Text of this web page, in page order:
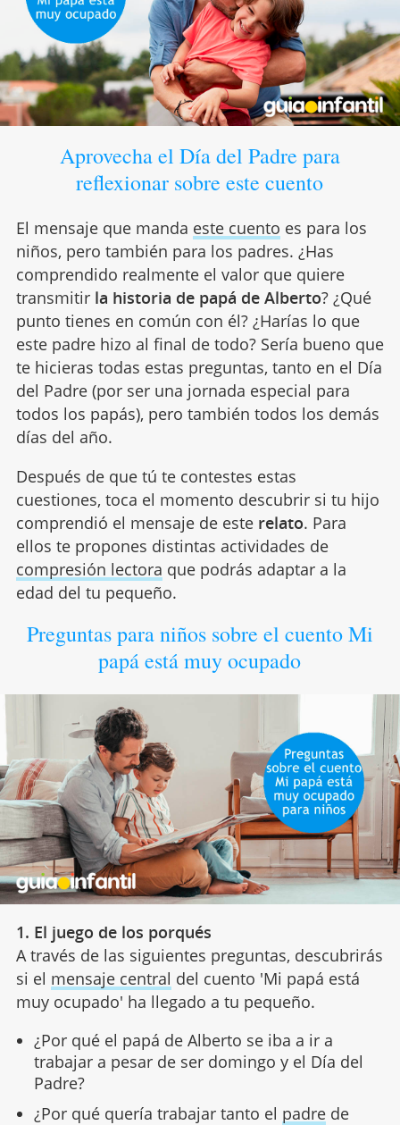
Aprovecha el Día del Padre para
reflexionar sobre este cuento
El mensaje que manda este cuento es para los
niños, pero también para los padres. ¿Has
comprendido realmente el valor que quiere
transmitir la historia de papá de Alberto? ¿Qué
punto tienes en común con él? ¿Harías lo que
este padre hizo al final de todo? Sería bueno que
te hicieras todas estas preguntas, tanto en el Día
del Padre (por ser una jornada especial para
todos los papás), pero también todos los demás
días del año.
Después de que tú te contestes estas
cuestiones, toca el momento descubrir si tu hijo
comprendió el mensaje de este relato. Para
ellos te propones distintas actividades de
compresión lectora que podrás adaptar a la
edad del tu pequeño.
Preguntas para niños sobre el cuento Mi
papá está muy ocupado
1. El juego de los porqués
A través de las siguientes preguntas, descubrirás
si el mensaje central del cuento 'Mi papá está
muy ocupado' ha llegado a tu pequeño.
¿Por qué el papá de Alberto se iba a ir a
trabajar a pesar de ser domingo y el Día del
Padre?
¿Por qué quería trabajar tanto el padrede